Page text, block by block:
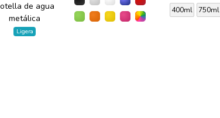
de agua
metálica
Ligera
400ml 750ml